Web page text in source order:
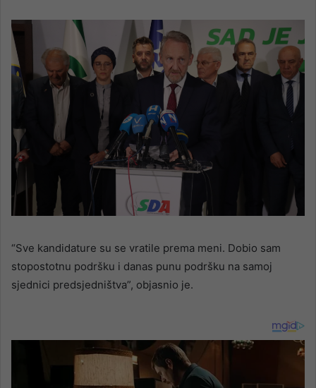
“Sve kandidature su se vratile prema meni. Dobio sam
stopostotnu podršku i danas punu podršku na samoj
sjednici predsjedništva”, objasnio je.